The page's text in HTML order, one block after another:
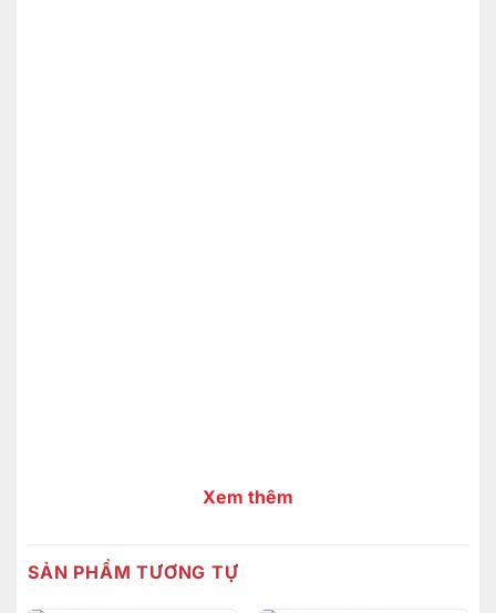
Tủ tivi hiện đại gỗ gõ đỏ được thiết kế với phong
Xem thêm
SẢN PHẨM TƯƠNG TỰ